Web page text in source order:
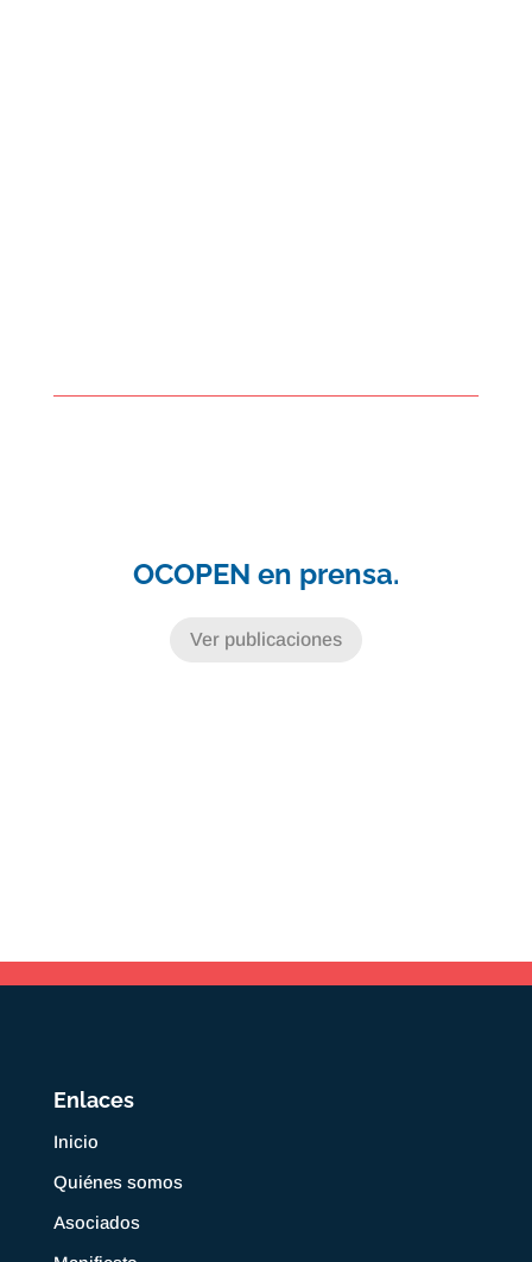
OCOPEN en prensa.
Ver publicaciones
Enlaces
Inicio
Quiénes somos
Asociados